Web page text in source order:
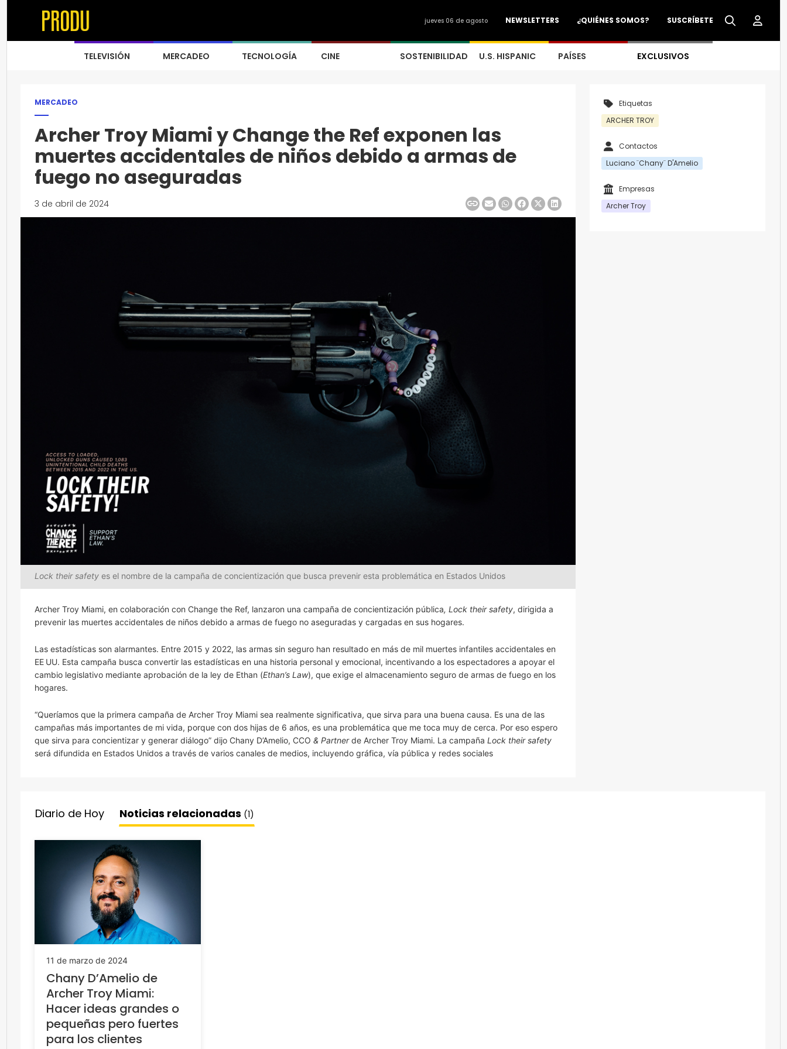
SUSCRÍBETE
¿QUIÉNES SOMOS?
NEWSLETTERS
jueves 06 de agosto
TELEVISIÓN MERCADEO TECNOLOGÍA CINE SOSTENIBILIDAD U.S. HISPANIC PAÍSES EXCLUSIVOS
MERCADEO
Archer Troy Miami y Change the Ref exponen las
muertes accidentales de niños debido a armas de
fuego no aseguradas
3 de abril de 2024
Lock their safety es el nombre de la campaña de concientización que busca prevenir esta problemática en Estados Unidos
Archer Troy Miami, en colaboración con Change the Ref, lanzaron una campaña de concientización pública, Lock their safety, dirigida a
prevenir las muertes accidentales de niños debido a armas de fuego no aseguradas y cargadas en sus hogares.
Las estadísticas son alarmantes. Entre 2015 y 2022, las armas sin seguro han resultado en más de mil muertes infantiles accidentales en
EE UU. Esta campaña busca convertir las estadísticas en una historia personal y emocional, incentivando a los espectadores a apoyar el
cambio legislativo mediante aprobación de la ley de Ethan (Ethan’s Law), que exige el almacenamiento seguro de armas de fuego en los
hogares.
“Queríamos que la primera campaña de Archer Troy Miami sea realmente significativa, que sirva para una buena causa. Es una de las
campañas más importantes de mi vida, porque con dos hijas de 6 años, es una problemática que me toca muy de cerca. Por eso espero
que sirva para concientizar y generar diálogo” dijo Chany D’Amelio, CCO & Partnerde Archer Troy Miami. La campaña Lock their safety
será difundida en Estados Unidos a través de varios canales de medios, incluyendo gráfica, vía pública y redes sociales
Etiquetas
ARCHER TROY
Contactos
Luciano ¨Chany¨ D'Amelio
Empresas
Archer Troy
Diario de Hoy Noticias relacionadas (1)
11 de marzo de 2024
Chany D’Amelio de
Archer Troy Miami:
Hacer ideas grandes o
pequeñas pero fuertes
para los clientes